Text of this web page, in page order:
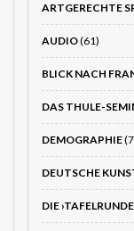
ARTGERECHTE
AUDIO(61)
BLICK NACH
DAS THULE-
DEMOGRAPHIE
DEUTSCHE
DIE